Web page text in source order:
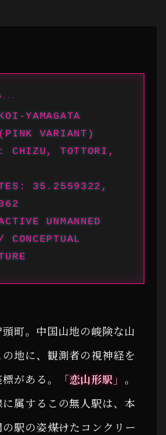
YAMAGATA
VARIANT)
CHIZU, TOTTORI,
35.2559322,
UNMANNED
町。中国山地の峻険な山
地に、観測者の視神経を
がある。
「恋山形駅」 。
属するこの無人駅は、本
駅の姿――煤けたコンクリー